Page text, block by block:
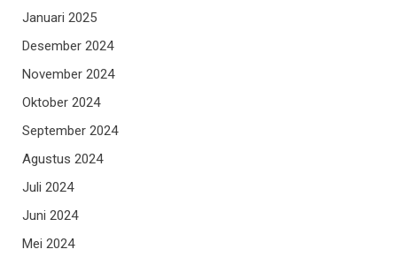
Januari 2025
Desember 2024
November 2024
Oktober 2024
September 2024
Agustus 2024
Juli 2024
Juni 2024
Mei 2024